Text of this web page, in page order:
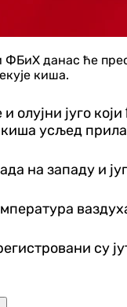
ФБиХ данас ће
киша.
и олујни југо
киша усљед
на западу и
су